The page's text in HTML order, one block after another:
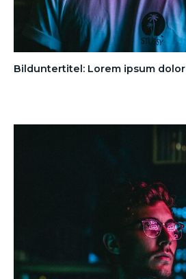
Bilduntertitel: Lorem ipsum dolor